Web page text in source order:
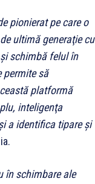
pionierat pe care o
ultimă generaţie cu
schimbă felul în
permite să
platformă
inteligenţa
a identifica tipare şi
în schimbare ale